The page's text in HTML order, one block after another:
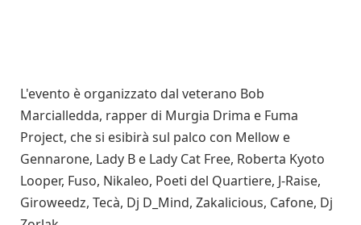
L'evento è organizzato dal veterano Bob
Marcialledda, rapper di Murgia Drima e Fuma
Project, che si esibirà sul palco con Mellow e
Gennarone, Lady B e Lady Cat Free, Roberta Kyoto
Looper, Fuso, Nikaleo, Poeti del Quartiere, J-Raise,
Giroweedz, Tecà, Dj D_Mind, Zakalicious, Cafone, Dj